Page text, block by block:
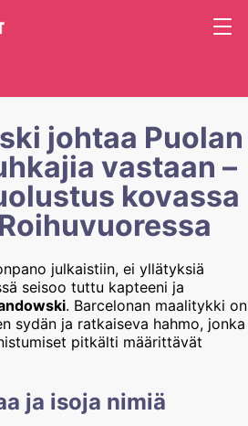
johtaa Puolan
vastaan –
kovassa
julkaistiin, ei yllätyksiä
seisoo tuttu kapteeni ja
. Barcelonan maalitykki on
sydän ja ratkaiseva hahmo, jonka
pitkälti määrittävät
ja isoja nimiä